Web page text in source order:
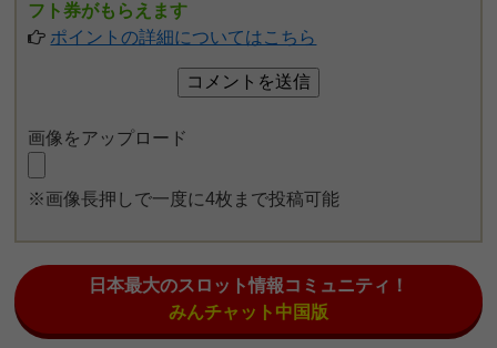
フト券がもらえます
ポイントの詳細についてはこちら
画像をアップロード
※画像長押しで一度に4枚まで投稿可能
日本最大のスロット情報コミュニティ！
みんチャット中国版